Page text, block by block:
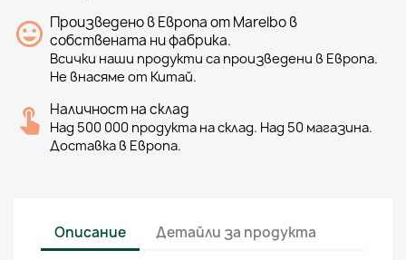
Произведено в Европа от Marelbo в
собствената ни фабрика.
Всички наши продукти са произведени в Европа.
Не внасяме от Китай.
Наличност на склад
Над 500 000 продукта на склад. Над 50 магазина.
Доставка в Европа.
Описание Детайли за продукта